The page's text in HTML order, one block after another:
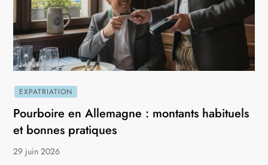
EXPATRIATION
Pourboire en Allemagne : montants habituels
et bonnes pratiques
29 juin 2026